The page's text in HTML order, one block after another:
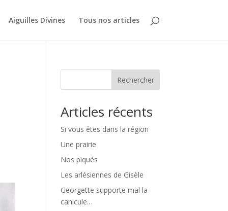
Aiguilles Divines Tous nos articles
Rechercher
Articles récents
Si vous êtes dans la région
Une prairie
Nos piqués
Les arlésiennes de Gisèle
Georgette supporte mal la
canicule…